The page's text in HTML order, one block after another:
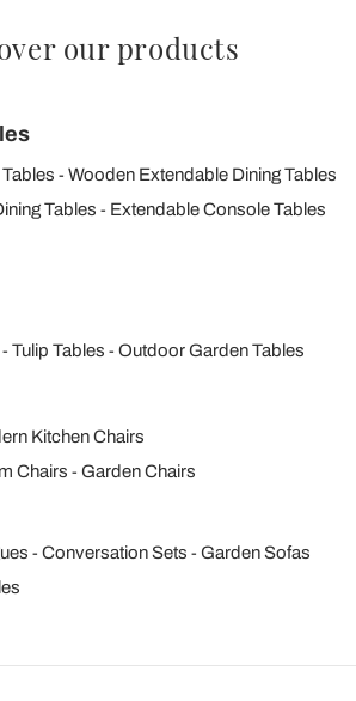
our products
Wooden Extendable Dining Tables
Tables
Extendable Console Tables
Tulip Tables Outdoor Garden Tables
Kitchen Chairs
Chairs
Garden Chairs
Conversation Sets
Garden Sofas